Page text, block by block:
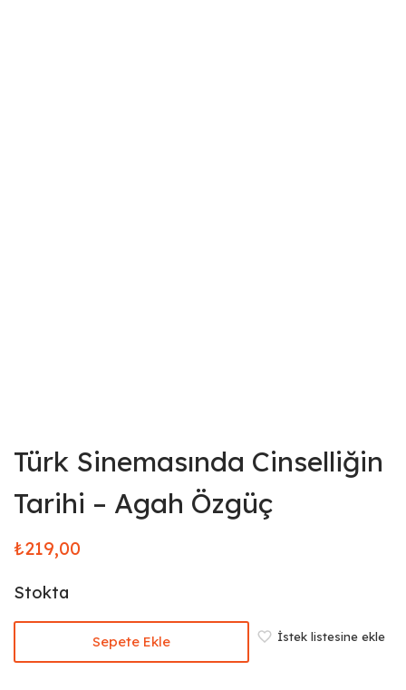
Türk Sinemasında Cinselliğin
Tarihi – Agah Özgüç
₺219,00
Stokta
Sepete Ekle İstek listesine ekle